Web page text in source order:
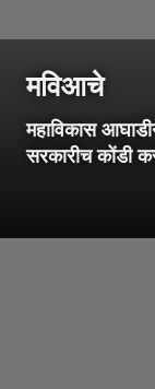
मविआचे
महाविकास
सरकारीच कोंडी